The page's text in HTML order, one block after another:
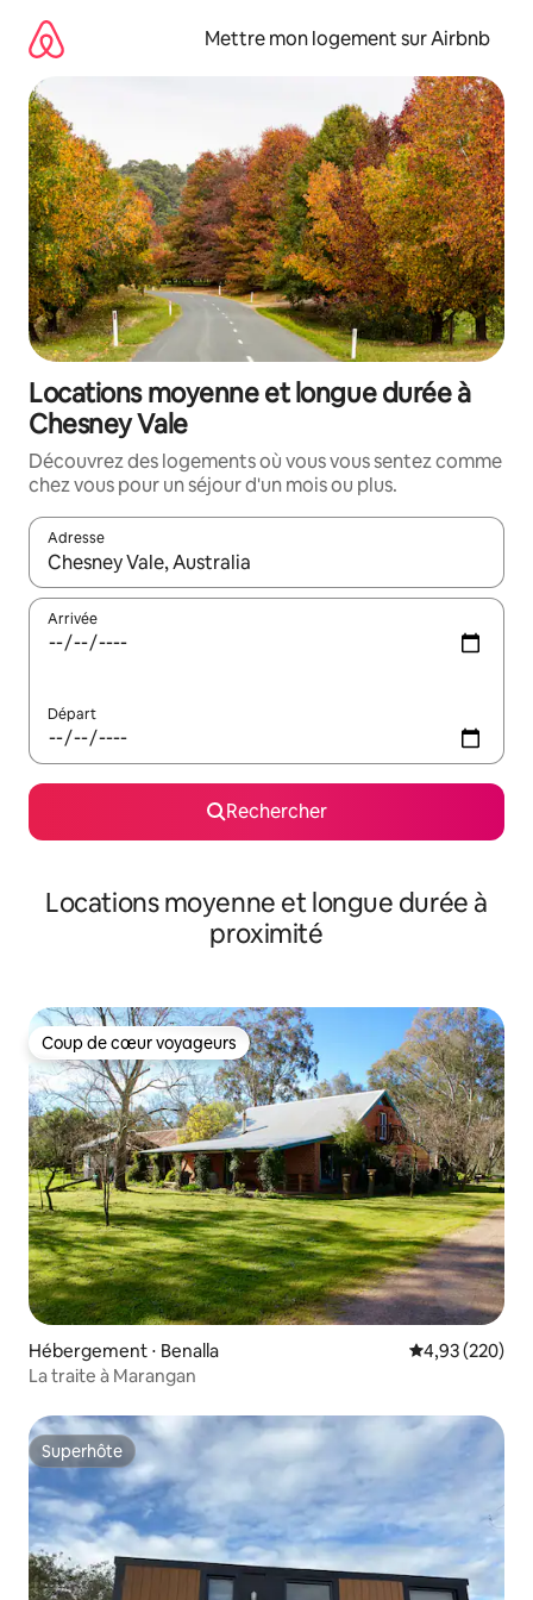
directement
contenu
Mettre mon logement sur Airbnb
Locations moyenne et longue durée à
Chesney Vale
Découvrez des logements où vous vous sentez comme
chez vous pour un séjour d'un mois ou plus.
Adresse
Lorsque les résultats s'affichent, utilisez les flèches vers le
Arrivée
Départ
Rechercher
Locations moyenne et longue durée à
proximité
Coup de cœur voyageurs
Coup de cœur voyageurs
Hébergement ⋅ Benalla Évaluation
4,93 (220)
La traite à Marangan
Superhôte
Superhôte